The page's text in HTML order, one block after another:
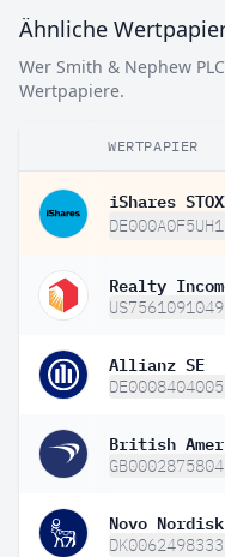
Ähnliche
Wer Smith & Nephew
Wertpapiere.
WERTPAPIER
DE000A0F5UH1
Realty
US7561091049
Allianz SE
DE0008404005
British
GB0002875804
Novo
DK0062498333